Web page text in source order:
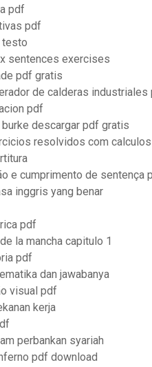
pdf
pdf
testo
sentences exercises
pdf gratis
de calderas
pdf
descargar pdf gratis
resolvidos com
e cumprimento de sentença
inggris yang benar
pdf
la mancha capitulo 1
pdf
dan jawabanya
visual pdf
kerja
perbankan syariah
pdf download